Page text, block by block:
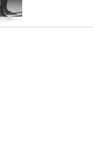
Dunia Mimpi Hegre